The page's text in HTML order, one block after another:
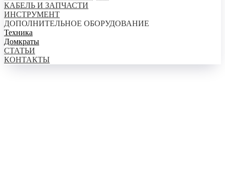
КАБЕЛЬ И ЗАПЧАСТИ
ИНСТРУМЕНТ
ДОПОЛНИТЕЛЬНОЕ ОБОРУДОВАНИЕ
Техника
Домкраты
СТАТЬИ
КОНТАКТЫ